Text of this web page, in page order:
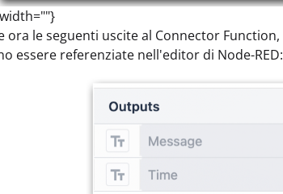
ora le seguenti uscite al Connector Function,
essere referenziate nell'editor di Node-RED: